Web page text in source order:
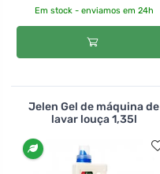
Em stock - enviamos em 24h
Jelen Gel de máquina de
lavar louça 1,35l